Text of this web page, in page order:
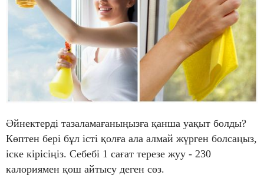
Әйнектерді тазаламағаныңызға қанша уақыт болды?
Көптен бері бұл істі қолға ала алмай жүрген болсаңыз,
іске кірісіңіз. Себебі 1 сағат терезе жуу - 230
калориямен қош айтысу деген сөз.